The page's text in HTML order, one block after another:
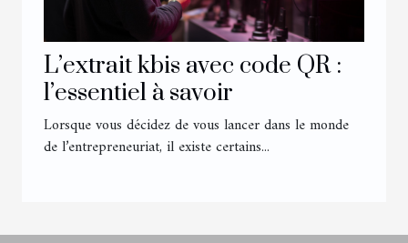
L’extrait kbis avec code QR :
l’essentiel à savoir
Lorsque vous décidez de vous lancer dans le monde
de l’entrepreneuriat, il existe certains...